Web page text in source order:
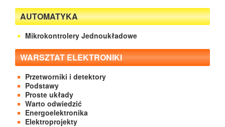
AUTOMATYKA
Mikrokontrolery Jednoukładowe
WARSZTAT ELEKTRONIKI
Przetworniki i detektory
Podstawy
Proste układy
Warto odwiedzić
Energoelektronika
Elektroprojekty